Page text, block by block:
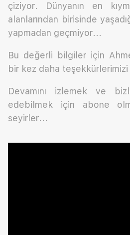
çiziyor. Dünyanın en
alanlarından birisinde
yapmadan geçmiyor...
Bu değerli bilgiler için
bir kez daha
Devamını izlemek ve
edebilmek için abone
seyirler...